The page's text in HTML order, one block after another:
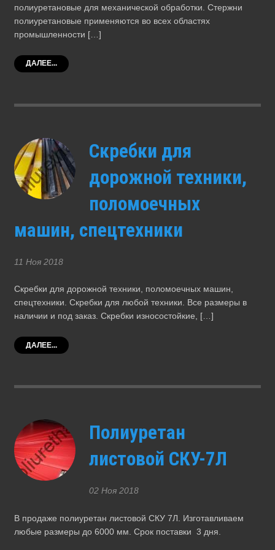
полиуретановые для механической обработки. Стержни
полиуретановые применяются во всех областях
промышленности […]
ДАЛЕЕ...
Скребки для
дорожной техники,
поломоечных
машин, спецтехники
11 Ноя 2018
Скребки для дорожной техники, поломоечных машин,
спецтехники. Скребки для любой техники. Все размеры в
наличии и под заказ. Скребки износостойкие, […]
ДАЛЕЕ...
Полиуретан
листовой СКУ-7Л
02 Ноя 2018
В продаже полиуретан листовой СКУ 7Л. Изготавливаем
любые размеры до 6000 мм. Срок поставки 3 дня.